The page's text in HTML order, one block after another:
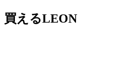
買えるLEON